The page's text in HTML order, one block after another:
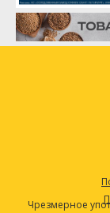
Чрезмерное